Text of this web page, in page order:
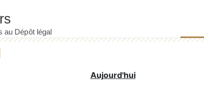
Aujourd'hui